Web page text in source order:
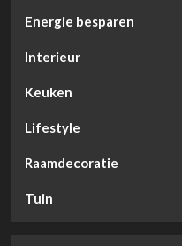
Energie besparen
Interieur
Keuken
Lifestyle
Raamdecoratie
Tuin